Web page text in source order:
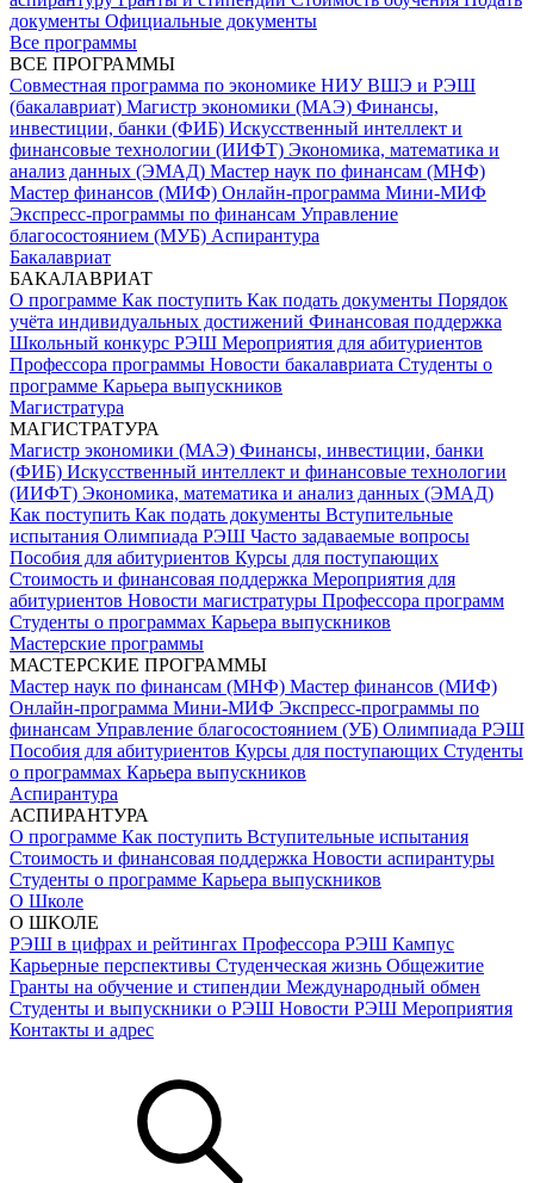
документы Официальные документы
Все программы
ВСЕ ПРОГРАММЫ
Совместная программа по экономике НИУ ВШЭ и РЭШ
(бакалавриат) Магистр экономики (МАЭ) Финансы,
инвестиции, банки (ФИБ) Искусственный интеллект и
финансовые технологии (ИИФТ) Экономика, математика и
анализ данных (ЭМАД) Мастер наук по финансам (МНФ)
Мастер финансов (МИФ) Онлайн-программа Мини-МИФ
Экспресс-программы по финансам Управление
благосостоянием (МУБ) Аспирантура
Бакалавриат
БАКАЛАВРИАТ
О программе Как поступить Как подать документы Порядок
учёта индивидуальных достижений Финансовая поддержка
Школьный конкурс РЭШ Мероприятия для абитуриентов
Профессора программы Новости бакалавриата Студенты о
программе Карьера выпускников
Магистратура
МАГИСТРАТУРА
Магистр экономики (МАЭ) Финансы, инвестиции, банки
(ФИБ) Искусственный интеллект и финансовые технологии
(ИИФТ) Экономика, математика и анализ данных (ЭМАД)
Как поступить Как подать документы Вступительные
испытания Олимпиада РЭШ Часто задаваемые вопросы
Пособия для абитуриентов Курсы для поступающих
Стоимость и финансовая поддержка Мероприятия для
абитуриентов Новости магистратуры Профессора программ
Студенты о программах Карьера выпускников
Мастерские программы
МАСТЕРСКИЕ ПРОГРАММЫ
Мастер наук по финансам (МНФ) Мастер финансов (МИФ)
Онлайн-программа Мини-МИФ Экспресс-программы по
финансам Управление благосостоянием (УБ) Олимпиада РЭШ
Пособия для абитуриентов Курсы для поступающих Студенты
о программах Карьера выпускников
Аспирантура
АСПИРАНТУРА
О программе Как поступить Вступительные испытания
Стоимость и финансовая поддержка Новости аспирантуры
Студенты о программе Карьера выпускников
О Школе
О ШКОЛЕ
РЭШ в цифрах и рейтингах Профессора РЭШ Кампус
Карьерные перспективы Студенческая жизнь Общежитие
Гранты на обучение и стипендии Международный обмен
Студенты и выпускники о РЭШ Новости РЭШ Мероприятия
Контакты и адрес